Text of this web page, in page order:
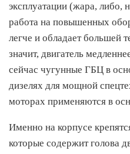
эксплуатации (жара, либо,
работа на повышенных
легче и обладает большей
значит, двигатель
сейчас чугунные ГБЦ в
дизелях для мощной
моторах применяются в
Именно на корпусе
которые содержит голова